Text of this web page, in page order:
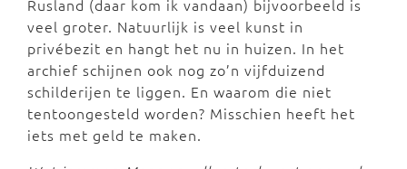
Rusland (daar kom ik vandaan) bijvoorbeeld is
veel groter. Natuurlijk is veel kunst in
privébezit en hangt het nu in huizen. In het
archief schijnen ook nog zo’n vijfduizend
schilderijen te liggen. En waarom die niet
tentoongesteld worden? Misschien heeft het
iets met geld te maken.